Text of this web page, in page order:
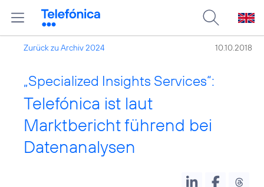
Zurück zu Archiv 2024 10.10.2018
„Specialized Insights Services“:
Telefónica ist laut
Marktbericht führend bei
Datenanalysen